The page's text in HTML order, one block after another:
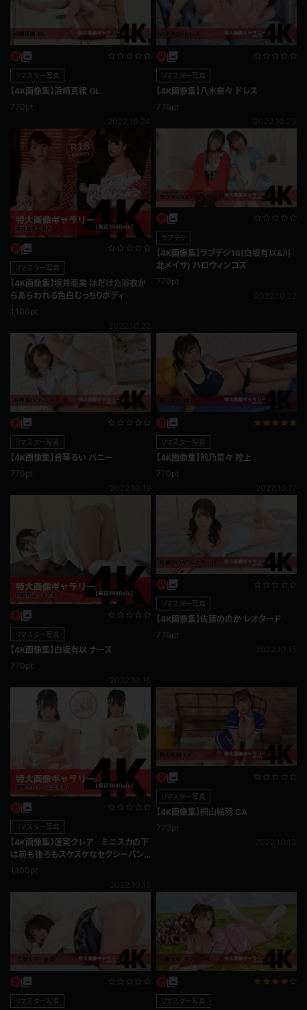
リマスター写真
【4K画像集】浜崎真緒 OL
770pt
リマスター写真
【4K画像集】八木奈々 ドレス
770pt
リマスター写真
【4K画像集】坂井亜美 はだけた浴衣か
らあらわれる色白むっちりボディ
1,100pt
ラブデジ
【4K画像集】ラブデジ16(白坂有以&川
北メイサ) ハロウィンコス
770pt
リマスター写真
【4K画像集】音琴るい バニー
770pt
リマスター写真
【4K画像集】前乃菜々 陸上
770pt
リマスター写真
【4K画像集】白坂有以 ナース
770pt
リマスター写真
【4K画像集】佐藤ののか レオタード
770pt
リマスター写真
【4K画像集】蓮実クレア ミニスカの下
は前も後ろもスケスケなセクシーパン
ツ！
1,100pt
リマスター写真
【4K画像集】桐山結羽 CA
770pt
リマスター写真 リマスター写真